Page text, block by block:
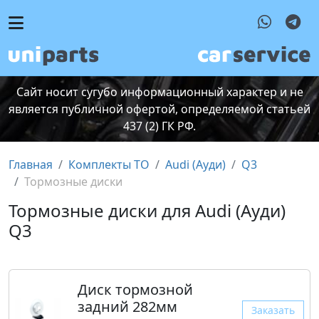
Сайт носит сугубо информационный характер и не
является публичной офертой, определяемой статьей
437 (2) ГК РФ.
Главная Комплекты ТО Audi (Ауди)
Q3
Тормозные диски
Тормозные диски для Audi (Ауди)
Q3
Диск тормозной
задний 282мм
Заказать